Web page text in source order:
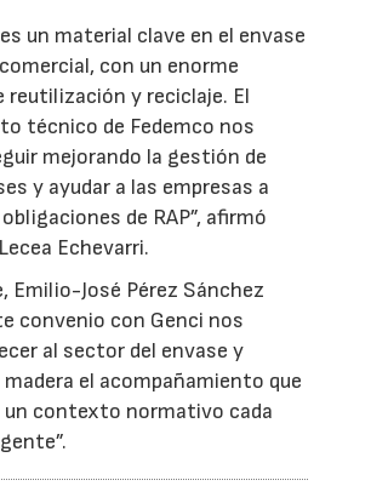
un material clave en el envase
con un enorme
reutilización y reciclaje. El
técnico de Fedemco nos
mejorando la gestión de
y ayudar a las empresas a
de RAP”, afirmó
Echevarri.
Emilio-José Pérez Sánchez
convenio con Genci nos
al sector del envase y
madera el acompañamiento que
un contexto normativo cada